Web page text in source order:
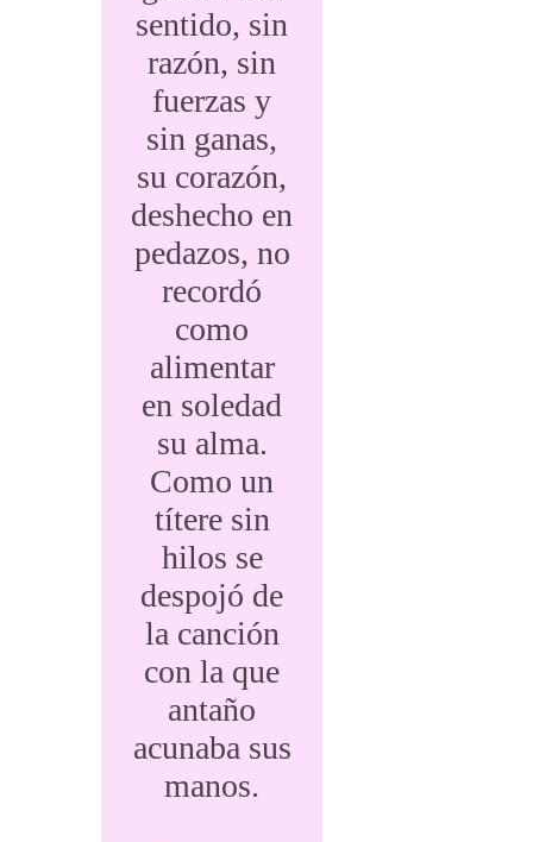
sentido, sin
razón, sin
fuerzas y
sin ganas,
su corazón,
deshecho en
pedazos, no
recordó
como
alimentar
en soledad
su alma.
Como un
títere sin
hilos se
despojó de
la canción
con la que
antaño
acunaba sus
manos.